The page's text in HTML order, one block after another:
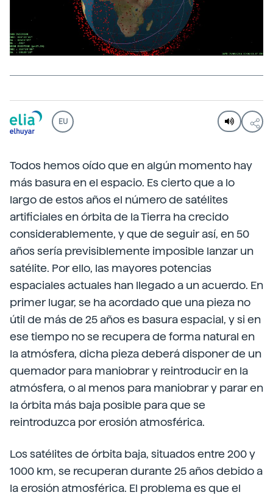
EU
Todos hemos oído que en algún momento hay
más basura en el espacio. Es cierto que a lo
largo de estos años el número de satélites
artificiales en órbita de la Tierra ha crecido
considerablemente, y que de seguir así, en 50
años sería previsiblemente imposible lanzar un
satélite. Por ello, las mayores potencias
espaciales actuales han llegado a un acuerdo. En
primer lugar, se ha acordado que una pieza no
útil de más de 25 años es basura espacial, y si en
ese tiempo no se recupera de forma natural en
la atmósfera, dicha pieza deberá disponer de un
quemador para maniobrar y reintroducir en la
atmósfera, o al menos para maniobrar y parar en
la órbita más baja posible para que se
reintroduzca por erosión atmosférica.
Los satélites de órbita baja, situados entre 200 y
1000 km, se recuperan durante 25 años debido a
la erosión atmosférica. El problema es que el